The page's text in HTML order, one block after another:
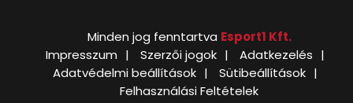
Minden jog fenntartva Esport1 Kft.
Impresszum
Szerzői jogok
Adatkezelés
Adatvédelmi beállítások
Sütibeállítások
Felhasználási Feltételek